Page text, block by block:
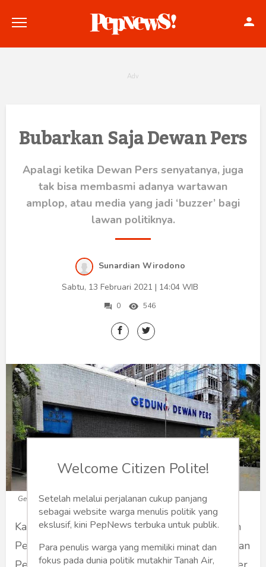
Politik
Hankam
Internasional
Wisata
Wanita
Bubarkan Saja Dewan Pers
Apalagi ketika Dewan Pers senyatanya, juga
tak bisa membasmi adanya wartawan
amplop, atau media yang jadi ‘buzzer’ bagi
lawan politiknya.
Sunardian Wirodono
Sabtu, 13 Februari 2021 | 14:04 WIB
0 546
Gedung Dewan Pers (Foto: askara.co)
Kalau saya menuliskan judul ‘Bubarkan Dewan
Pers’, tak lebih menanggapi seruan orang Dewan
Welcome Citizen Polite!
Setelah melalui perjalanan cukup panjang
sebagai website warga menulis politik yang
ekslusif, kini PepNews terbuka untuk publik.
Para penulis warga yang memiliki minat dan
fokus pada dunia politik mutakhir Tanah Air,